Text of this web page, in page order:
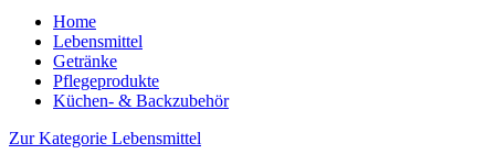
Home
Lebensmittel
Getränke
Pflegeprodukte
Küchen- & Backzubehör
Zur Kategorie Lebensmittel